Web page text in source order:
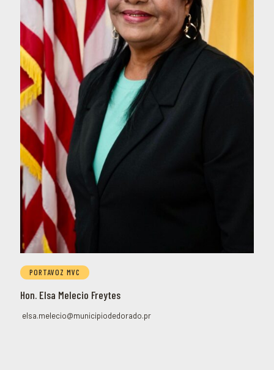
PORTAVOZ MVC
Hon. Elsa Melecio Freytes
elsa.melecio@municipiodedorado.pr